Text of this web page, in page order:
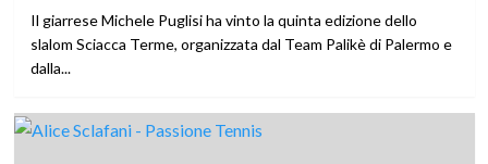
Il giarrese Michele Puglisi ha vinto la quinta edizione dello
slalom Sciacca Terme, organizzata dal Team Palikè di Palermo e
dalla...